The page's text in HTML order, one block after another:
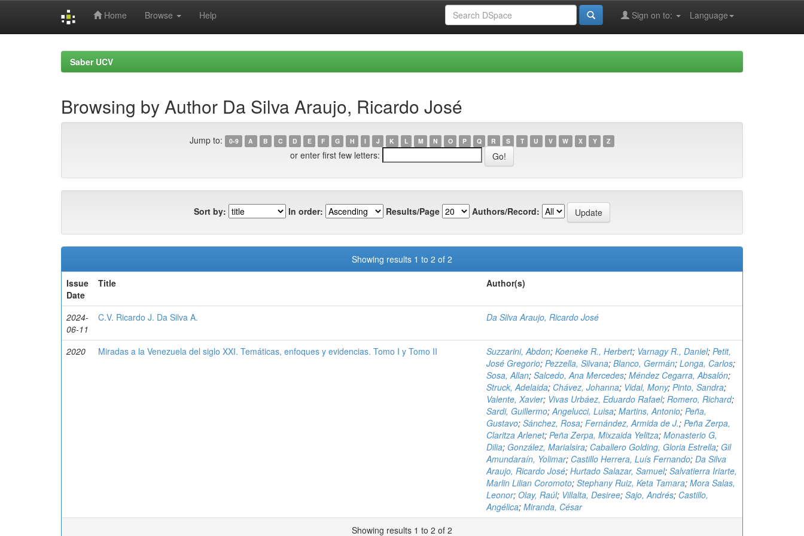
Home Browse Help Language
Sign on to:
Saber UCV
Browsing by Author Da Silva Araujo, Ricardo José
Jump to: 0-9 A B C D E F G H I J K L M N O P Q R S T U V W X Y Z
or enter first few letters:
Sort by: In order: Results/Page Authors/Record:
Showing results 1 to 2 of 2
Issue
Date
Title Author(s)
2024-
06-11
C.V. Ricardo J. Da Silva A. Da Silva Araujo, Ricardo José
2020 Miradas a la Venezuela del siglo XXI. Temáticas, enfoques y evidencias. Tomo I y Tomo II Suzzarini, Abdon; Koeneke R., Herbert; Varnagy R., Daniel; Petit,
José Gregorio; Pezzella, Silvana; Blanco, Germán; Longa, Carlos;
Sosa, Allan; Salcedo, Ana Mercedes; Méndez Cegarra, Absalón;
Struck, Adelaida; Chávez, Johanna; Vidal, Mony; Pinto, Sandra;
Valente, Xavier; Vivas Urbáez, Eduardo Rafael; Romero, Richard;
Sardi, Guillermo;Angelucci, Luisa; Martins, Antonio; Peña,
Gustavo; Sánchez, Rosa; Fernández, Armida de J.; Peña Zerpa,
Claritza Arlenet; Peña Zerpa, Mixzaida Yelitza; Monasterio G,
Dilia; González, Marialsira; Caballero Golding, Gloria Estrella; Gil
Amundaraín, Yolimar; Castillo Herrera, Luís Fernando; Da Silva
Araujo, Ricardo José; Hurtado Salazar, Samuel; Salvatierra Iriarte,
Marlin Lilian Coromoto; Stephany Ruiz, Keta Tamara; Mora Salas,
Leonor; Olay, Raúl; Villalta, Desiree; Sajo, Andrés; Castillo,
Angélica; Miranda, César
Showing results 1 to 2 of 2